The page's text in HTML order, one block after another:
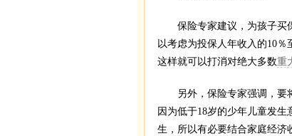
保险专家建议，为孩子买保
以考虑为投保人年收入的10％
这样就可以打消对绝大多数重
另外，保险专家强调，要
因为低于18岁的少年儿童发
生，所以有必要结合家庭经济